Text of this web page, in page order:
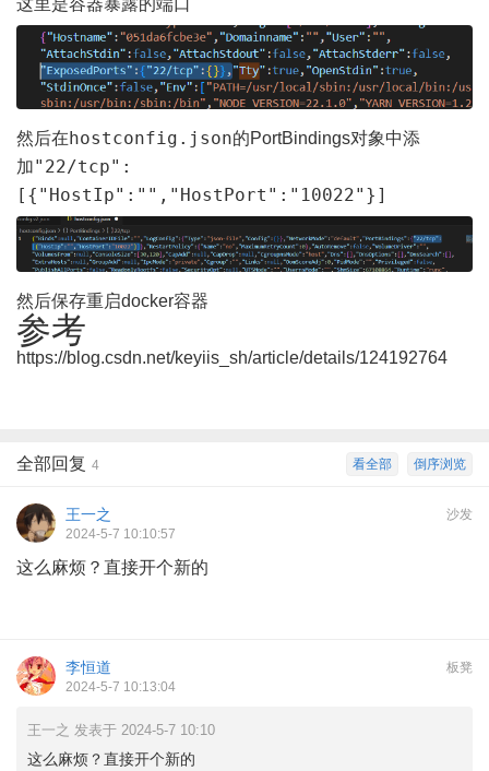
这里是容器暴露的端口
然后在hostconfig.json的PortBindings对象中添
加"22/tcp":
[{"HostIp":"","HostPort":"10022"}]
然后保存重启docker容器
参考
https://blog.csdn.net/keyiis_sh/article/details/124192764
倒序浏览
看全部
全部回复 4
沙发
王一之
2024-5-7 10:10:57
这么麻烦？直接开个新的
板凳
李恒道
2024-5-7 10:13:04
王一之 发表于 2024-5-7 10:10
这么麻烦？直接开个新的